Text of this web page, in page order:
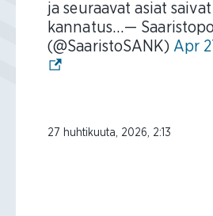
ja seuraavat asiat saivat
kannatus…—
(@SaaristoSANK) Apr
27 huhtikuuta, 2026, 2:13